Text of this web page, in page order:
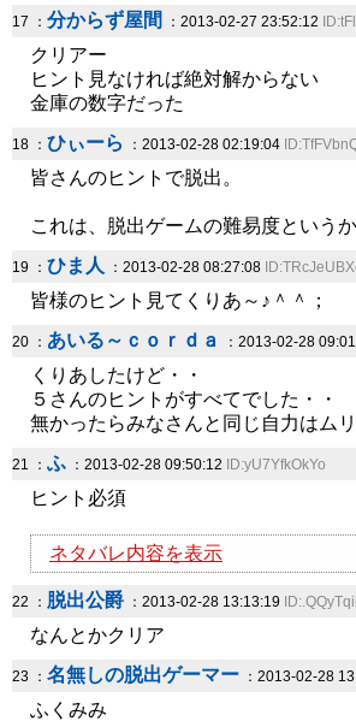
17 ： 分からず屋間 ：2013-02-27 23:52:12
クリアー
ヒント見なければ絶対解からない
金庫の数字だった
18 ： ひぃーら ：2013-02-28 02:19:04
皆さんのヒントで脱出。
これは、脱出ゲームの難易度という
19 ： ひま人 ：2013-02-28 08:27:08
皆様のヒント見てくりあ～♪＾＾；
20 ： あいる～ｃｏｒｄａ ：2013-02-28
くりあしたけど・・
５さんのヒントがすべてでした・・
無かったらみなさんと同じ自力はム
21 ： ふ ：2013-02-28 09:50:12 ID:yU7YfkOkYo
ヒント必須
ネタバレ内容を表示
22 ： 脱出公爵 ：2013-02-28 13:13:19
なんとかクリア
23 ： 名無しの脱出ゲーマー ：2013-02-28
ふくみみ